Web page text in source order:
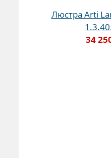
Люстра Arti
34